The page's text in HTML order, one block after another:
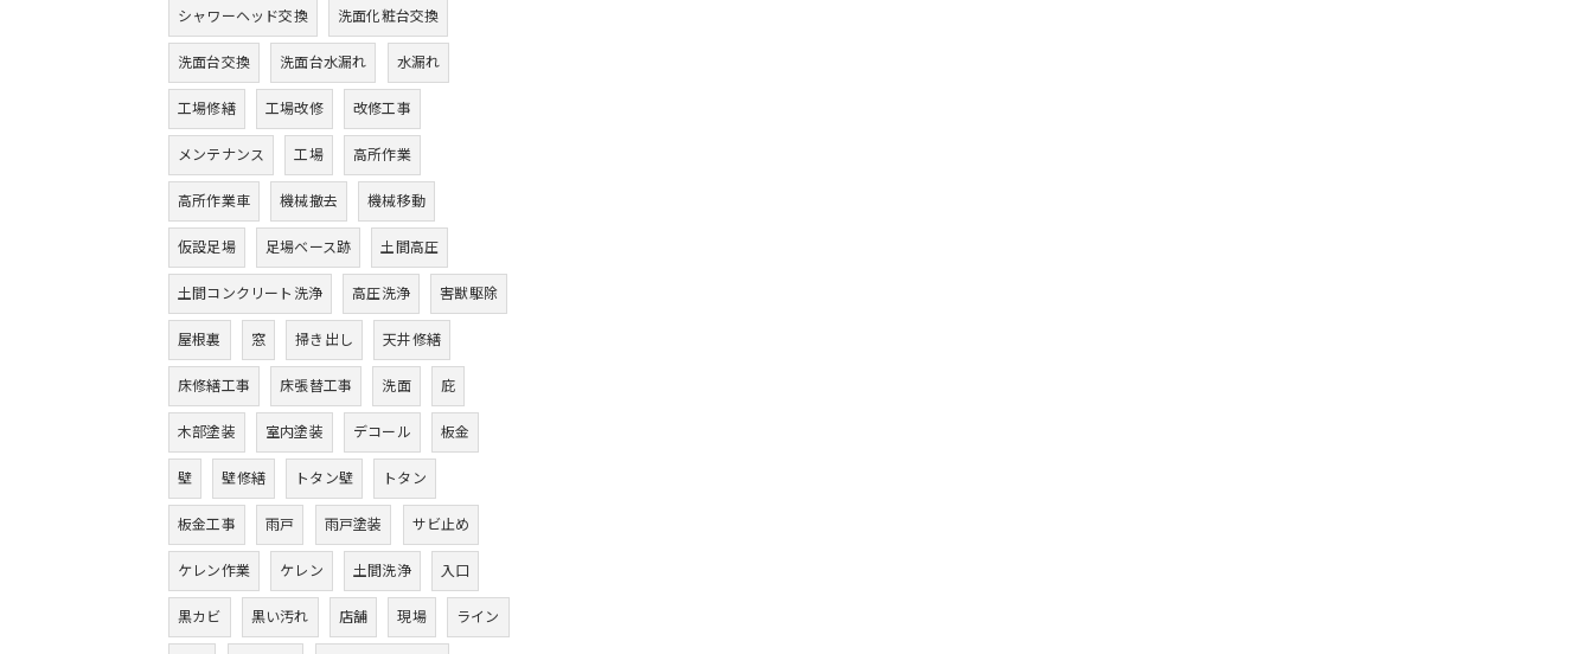
シャワーヘッド交換 洗面化粧台交換
洗面台交換 洗面台水漏れ 水漏れ
工場修繕 工場改修 改修工事
メンテナンス 工場 高所作業
高所作業車 機械撤去 機械移動
仮設足場 足場ベース跡 土間高圧
土間コンクリート洗浄 高圧洗浄 害獣駆除
屋根裏 窓 掃き出し 天井修繕
床修繕工事 床張替工事 洗面 庇
木部塗装 室内塗装 デコール 板金
壁 壁修繕 トタン壁 トタン
板金工事 雨戸 雨戸塗装 サビ止め
ケレン作業 ケレン 土間洗浄 入口
黒カビ 黒い汚れ 店舗 現場 ライン